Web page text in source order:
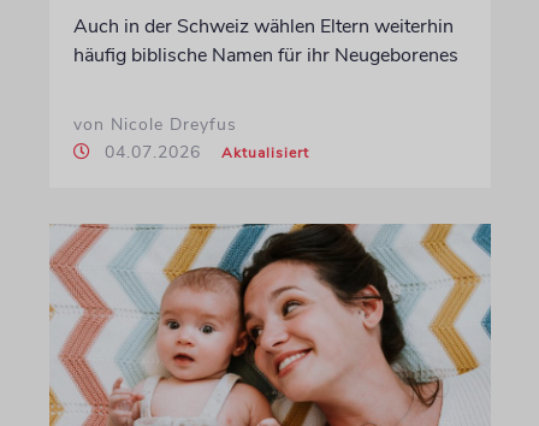
Auch in der Schweiz wählen Eltern weiterhin
häufig biblische Namen für ihr Neugeborenes
von Nicole Dreyfus
04.07.2026
Aktualisiert